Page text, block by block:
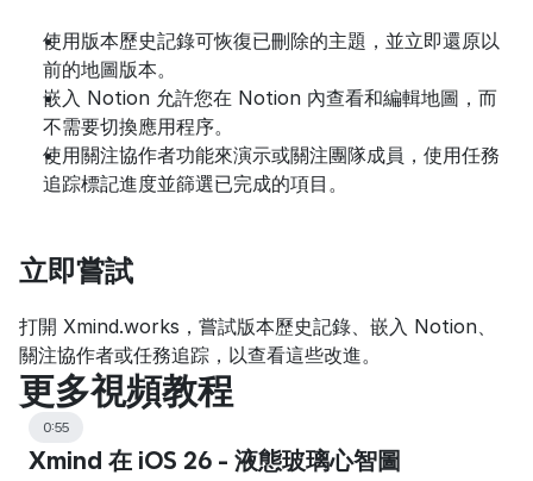
使用版本歷史記錄可恢復已刪除的主題，並立即還原以
前的地圖版本。
嵌入 Notion 允許您在 Notion 內查看和編輯地圖，而
不需要切換應用程序。
使用關注協作者功能來演示或關注團隊成員，使用任務
追踪標記進度並篩選已完成的項目。
立即嘗試
打開 Xmind.works，嘗試版本歷史記錄、嵌入 Notion、
關注協作者或任務追踪，以查看這些改進。
更多視頻教程
0:55
Xmind 在 iOS 26 - 液態玻璃心智圖